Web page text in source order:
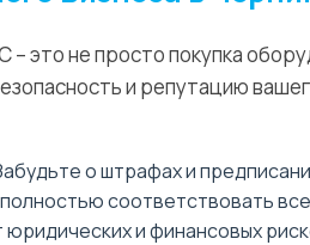
это не просто покупка
и репутацию
о штрафах и
соответствовать
и финансовых